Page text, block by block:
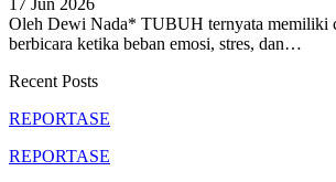
Oleh Dewi Nada* TUBUH ternyata memiliki
berbicara ketika beban emosi, stres, dan…
Recent Posts
REPORTASE
REPORTASE